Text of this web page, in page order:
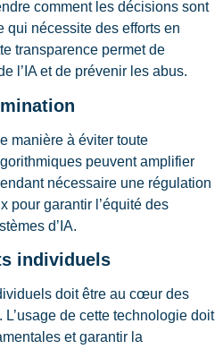
comment les décisions sont
qui nécessite des efforts en
transparence permet de
l’IA et de prévenir les abus.
manière à éviter toute
peuvent amplifier
nécessaire une régulation
pour garantir l’équité des
d’IA.
individuels
doit être au cœur des
L’usage de cette technologie doit
et garantir la